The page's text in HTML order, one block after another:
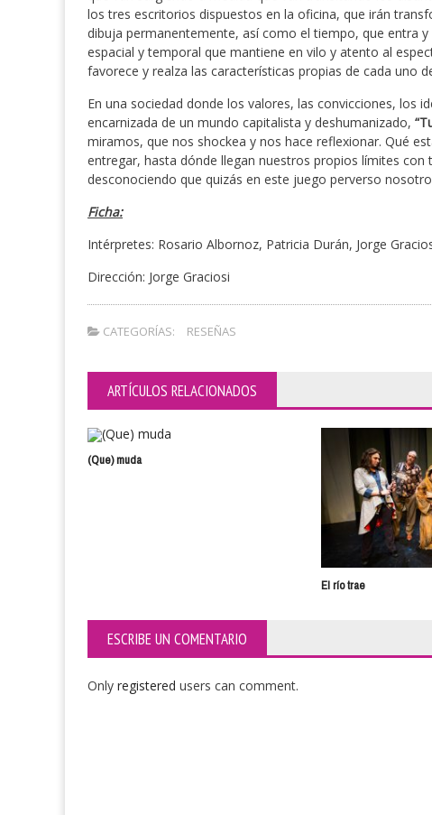
los tres escritorios dispuestos en la oficina, que irán
dibuja permanentemente, así como el tiempo, que entra
espacial y temporal que mantiene en vilo y atento al
favorece y realza las características propias de cada uno
En una sociedad donde los valores, las convicciones, los
encarnizada de un mundo capitalista y deshumanizado,
miramos, que nos shockea y nos hace reflexionar. Qué
entregar, hasta dónde llegan nuestros propios límites
desconociendo que quizás en este juego perverso
Ficha:
Intérpretes: Rosario Albornoz, Patricia Durán, Jorge
Dirección: Jorge Graciosi
CATEGORÍAS: RESEÑAS
ARTÍCULOS RELACIONADOS
(Que) muda
El río trae
ESCRIBE UN COMENTARIO
Only registered users can comment.